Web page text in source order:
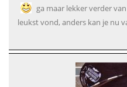
ga maar lekker verder
leukst vond, anders kan je nu